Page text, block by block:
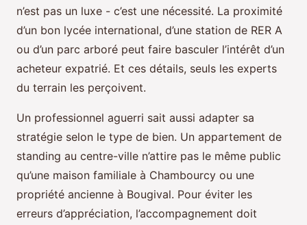
n’est pas un luxe - c’est une nécessité. La proximité
d’un bon lycée international, d’une station de RER A
ou d’un parc arboré peut faire basculer l’intérêt d’un
acheteur expatrié. Et ces détails, seuls les experts
du terrain les perçoivent.
Un professionnel aguerri sait aussi adapter sa
stratégie selon le type de bien. Un appartement de
standing au centre-ville n’attire pas le même public
qu’une maison familiale à Chambourcy ou une
propriété ancienne à Bougival. Pour éviter les
erreurs d’appréciation, l’accompagnement doit